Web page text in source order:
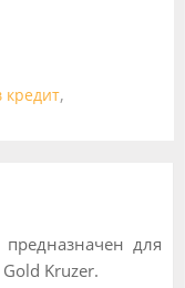
кредит,
для
Kruzer.